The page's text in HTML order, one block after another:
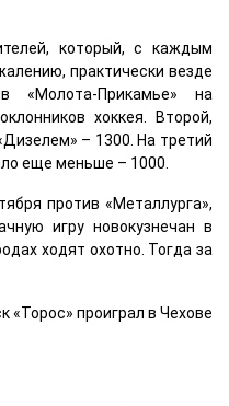
который, с каждым
практически везде
«Молота-Прикамье» на
хоккея. Второй,
– 1300. На третий
еще меньше – 1000.
против «Металлурга»,
игру новокузнечан в
ходят охотно. Тогда за
«Торос» проиграл в Чехове